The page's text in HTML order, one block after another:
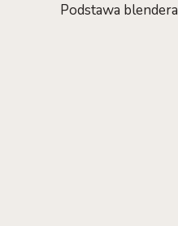
Podstawa